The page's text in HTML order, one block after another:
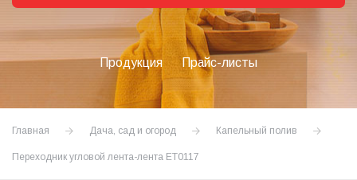
Продукция Прайс-листы
Главная Дача, сад и огород Капельный полив
Переходник угловой лента-лента ET0117